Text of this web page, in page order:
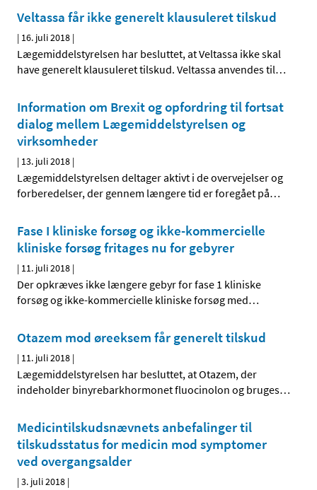
Veltassa får ikke generelt klausuleret tilskud
| 16. juli 2018 |
Lægemiddelstyrelsen har besluttet, at Veltassa ikke skal
have generelt klausuleret tilskud. Veltassa anvendes til…
Information om Brexit og opfordring til fortsat
dialog mellem Lægemiddelstyrelsen og
virksomheder
| 13. juli 2018 |
Lægemiddelstyrelsen deltager aktivt i de overvejelser og
forberedelser, der gennem længere tid er foregået på…
Fase I kliniske forsøg og ikke-kommercielle
kliniske forsøg fritages nu for gebyrer
| 11. juli 2018 |
Der opkræves ikke længere gebyr for fase 1 kliniske
forsøg og ikke-kommercielle kliniske forsøg med…
Otazem mod øreeksem får generelt tilskud
| 11. juli 2018 |
Lægemiddelstyrelsen har besluttet, at Otazem, der
indeholder binyrebarkhormonet fluocinolon og bruges…
Medicintilskudsnævnets anbefalinger til
tilskudsstatus for medicin mod symptomer
ved overgangsalder
|3. juli 2018 |